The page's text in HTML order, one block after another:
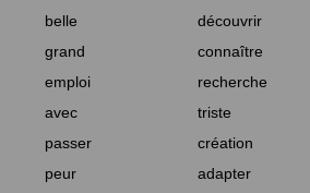
belle découvrir
grand connaître
emploi recherche
avec triste
passer création
peur adapter